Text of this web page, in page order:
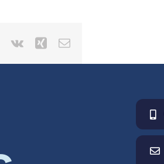
Pinterest
Vk XingCorreo